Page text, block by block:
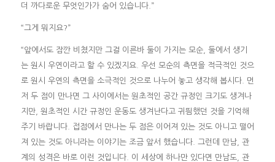
더 까다로운 무엇인가가 숨어 있습니다.”
“그게 뭐지요?”
“앞에서도 잠깐 비쳤지만 그걸 이른바 둘이 가지는 모순, 둘에서 생기
는 원시 우연이라고 할 수 있겠지요. 우선 모순의 측면을 적극적인 것으
로 원시 우연의 측면을 소극적인 것으로 나누어 놓고 생각해 봅시다. 먼
저 두 점이 만나면 그 사이에서는 원초적인 공간 규정인 크기도 생겨나
지만, 원초적인 시간 규정인 운동도 생겨난다고 귀띔했던 것을 기억해
주기 바랍니다. 접점에서 만나는 두 점은 이어져 있는 것도 아니고 떨어
져 있는 것도 아니라는 이야기는 조금 앞서 했습니다. 그런데 만남, 관
계의 성격은 바로 이런 것입니다. 이 세상에 하나만 있다면 만남도, 관